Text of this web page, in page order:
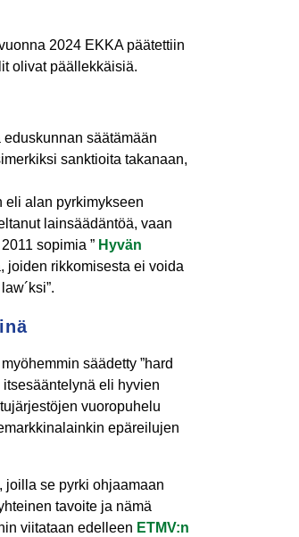
2024 EKKA päätettiin
olivat päällekkäisiä.
säätämään
sanktioita takanaan,
eli alan pyrkimykseen
lainsäädäntöä, vaan
sopimia ” Hyvän
joiden rikkomisesta ei voida
säädetty ”hard
itsesääntelynä eli hyvien
vuoropuhelu
epäreilujen
joilla se pyrki ohjaamaan
tavoite ja nämä
viitataan edelleen ETMV:n